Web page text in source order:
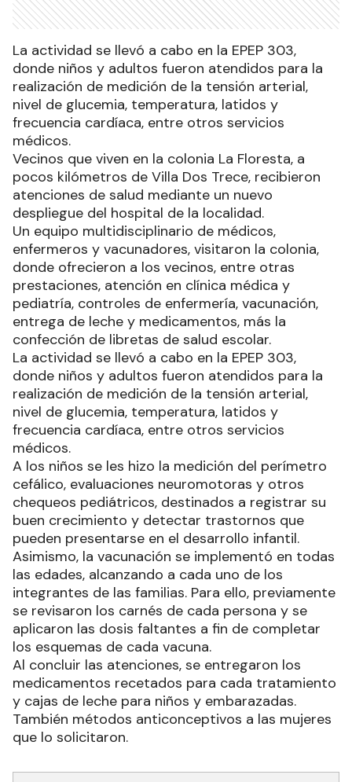
La actividad se llevó a cabo en la EPEP 303,
donde niños y adultos fueron atendidos para la
realización de medición de la tensión arterial,
nivel de glucemia, temperatura, latidos y
frecuencia cardíaca, entre otros servicios
médicos.
Vecinos que viven en la colonia La Floresta, a
pocos kilómetros de Villa Dos Trece, recibieron
atenciones de salud mediante un nuevo
despliegue del hospital de la localidad.
Un equipo multidisciplinario de médicos,
enfermeros y vacunadores, visitaron la colonia,
donde ofrecieron a los vecinos, entre otras
prestaciones, atención en clínica médica y
pediatría, controles de enfermería, vacunación,
entrega de leche y medicamentos, más la
confección de libretas de salud escolar.
La actividad se llevó a cabo en la EPEP 303,
donde niños y adultos fueron atendidos para la
realización de medición de la tensión arterial,
nivel de glucemia, temperatura, latidos y
frecuencia cardíaca, entre otros servicios
médicos.
A los niños se les hizo la medición del perímetro
cefálico, evaluaciones neuromotoras y otros
chequeos pediátricos, destinados a registrar su
buen crecimiento y detectar trastornos que
pueden presentarse en el desarrollo infantil.
Asimismo, la vacunación se implementó en todas
las edades, alcanzando a cada uno de los
integrantes de las familias. Para ello, previamente
se revisaron los carnés de cada persona y se
aplicaron las dosis faltantes a fin de completar
los esquemas de cada vacuna.
Al concluir las atenciones, se entregaron los
medicamentos recetados para cada tratamiento
y cajas de leche para niños y embarazadas.
También métodos anticonceptivos a las mujeres
que lo solicitaron.